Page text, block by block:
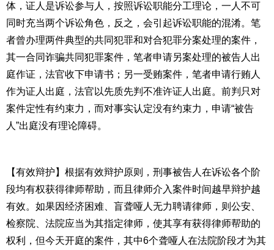
体，证人是诉讼参与人，按照诉讼职能分工理论，一人不可
同时充当两个诉讼角色，反之，会引起诉讼职能的混淆。笔
者曾办理两件典型的共同犯罪和对合犯罪分案处理的案件，
其一合同诈骗共同犯罪案件，笔者申请另案处理的被告人出
庭作证，法官收下申请书；另一受贿案件，笔者申请行贿人
作为证人出庭，法官以先质先判不准许证人出庭。前判只对
案件定性有约束力，而对事实认定没有约束力，申请“被告
人”出庭没有理论障碍。
【有效辩护】根据有效辩护原则，刑事被告人在诉讼各个阶
段均有权获得律师帮助，而且律师介入案件时间越早辩护越
有效。如果因经济困难、盲聋哑人无力聘请律师，则公安、
检察院、法院应当为其指定律师，使其享有获得律师帮助的
权利，但今天开庭的案件，其中6个聋哑人在法院阶段才为其